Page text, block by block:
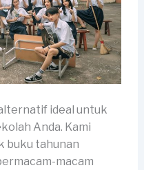
ideal untuk
Anda. Kami
buku tahunan
macam